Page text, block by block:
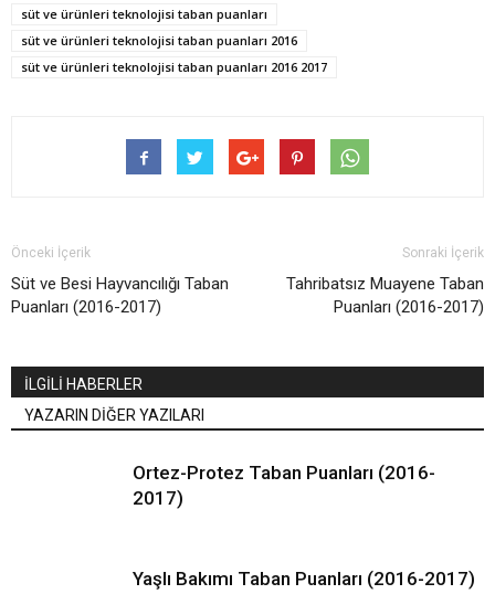
süt ve ürünleri teknolojisi taban puanları
süt ve ürünleri teknolojisi taban puanları 2016
süt ve ürünleri teknolojisi taban puanları 2016 2017
Önceki İçerik
Süt ve Besi Hayvancılığı Taban
Puanları (2016-2017)
Sonraki İçerik
Tahribatsız Muayene Taban
Puanları (2016-2017)
İLGİLİ HABERLER
YAZARIN DİĞER YAZILARI
Ortez-Protez Taban Puanları (2016-
2017)
Yaşlı Bakımı Taban Puanları (2016-2017)